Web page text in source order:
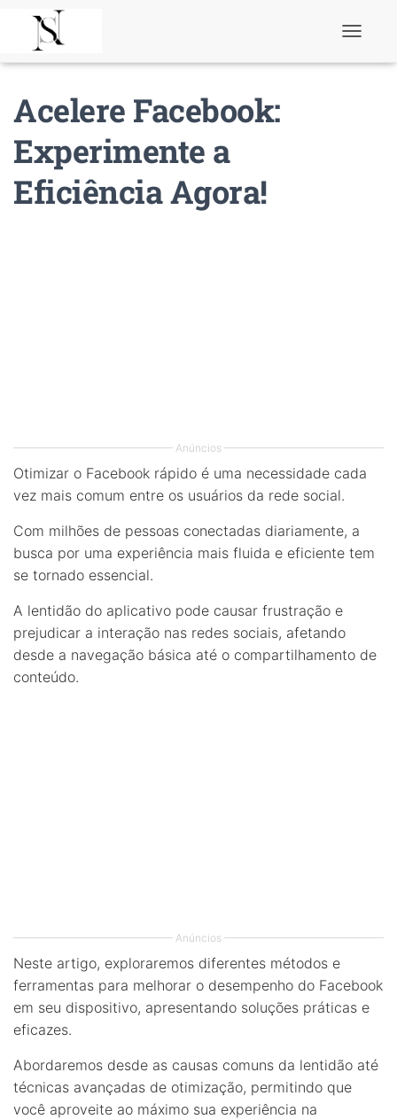
Acelere Facebook:
Experimente a
Eficiência Agora!
Anúncios
Otimizar o Facebook rápido é uma necessidade cada
vez mais comum entre os usuários da rede social.
Com milhões de pessoas conectadas diariamente, a
busca por uma experiência mais fluida e eficiente tem
se tornado essencial.
A lentidão do aplicativo pode causar frustração e
prejudicar a interação nas redes sociais, afetando
desde a navegação básica até o compartilhamento de
conteúdo.
Anúncios
Neste artigo, exploraremos diferentes métodos e
ferramentas para melhorar o desempenho do Facebook
em seu dispositivo, apresentando soluções práticas e
eficazes.
Abordaremos desde as causas comuns da lentidão até
técnicas avançadas de otimização, permitindo que
você aproveite ao máximo sua experiência na